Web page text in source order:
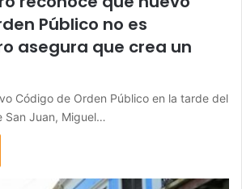
Público no es
asegura que crea un
Código de Orden Público en la tarde del
San Juan, Miguel…